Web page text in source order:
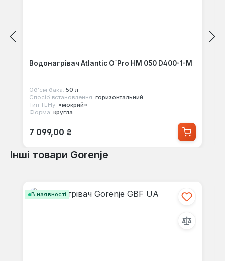
Водонагрівач Atlantic O´Pro HM 050 D400-1-M
Об'єм бака: 50 л
Спосіб встановлення: горизонтальний
Тип ТЕНу: «мокрий»
Форма: кругла
Звичайна ціна:
7 099,00 ₴
Інші товари Gorenje
В наявності